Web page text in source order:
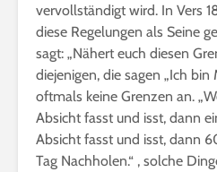
vervollständigt wird. In Vers
diese Regelungen als Seine
sagt: „Nähert euch diesen
diejenigen, die sagen „Ich bin
oftmals keine Grenzen an.
Absicht fasst und isst, dann
Absicht fasst und isst, dann
Tag Nachholen.“ , solche